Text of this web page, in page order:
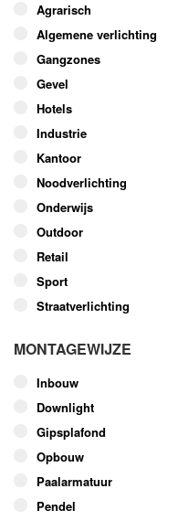
optie
kan
gekozen
worden
op
productpagina
Agrarisch
Algemene verlichting
Gangzones
Gevel
Hotels
Industrie
Kantoor
Noodverlichting
Onderwijs
Outdoor
Retail
Sport
Straatverlichting
MONTAGEWIJZE
Inbouw
Downlight
Gipsplafond
Opbouw
Paalarmatuur
Pendel